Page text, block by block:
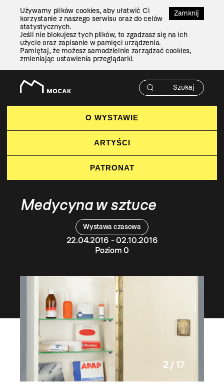
Zamknij
Używamy plików cookies, aby ułatwić Ci
korzystanie z naszego serwisu oraz do celów
statystycznych.
Jeśli nie blokujesz tych plików, to zgadzasz się na ich
użycie oraz zapisanie w pamięci urządzenia.
Pamiętaj, że możesz samodzielnie zarządzać cookies,
zmieniając ustawienia przeglądarki.
O WYSTAWIE
ARTYŚCI
PATRONAT
Wystawa czasowa
22.04.2016 - 02.10.2016
Poziom 0
Medycyna w sztuce
2 / 17